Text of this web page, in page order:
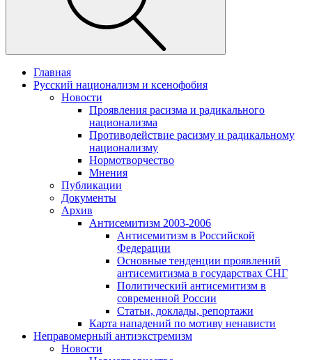
Главная
Русский национализм и ксенофобия
Новости
Проявления расизма и радикального
национализма
Противодействие расизму и радикальному
национализму
Нормотворчество
Мнения
Публикации
Документы
Архив
Антисемитизм 2003-2006
Антисемитизм в Российской
Федерации
Основные тенденции проявлений
антисемитизма в государствах СНГ
Политический антисемитизм в
современной России
Статьи, доклады, репортажи
Карта нападений по мотиву ненависти
Неправомерный антиэкстремизм
Новости